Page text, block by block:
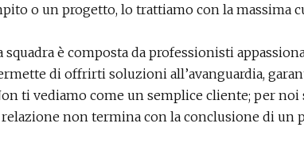
o un progetto, lo trattiamo con la massima
squadra è composta da professionisti
di offrirti soluzioni all’avanguardia,
ti vediamo come un semplice cliente; per
non termina con la conclusione di